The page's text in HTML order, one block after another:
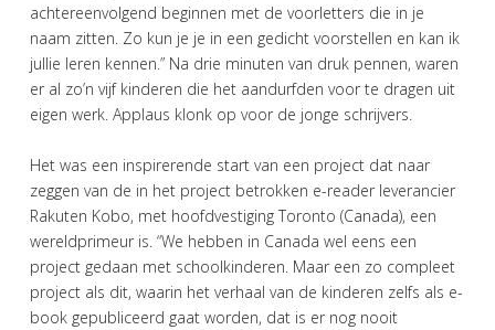
achtereenvolgend beginnen met de voorletters die in je
naam zitten. Zo kun je je in een gedicht voorstellen en kan ik
jullie leren kennen.” Na drie minuten van druk pennen, waren
er al zo’n vijf kinderen die het aandurfden voor te dragen uit
eigen werk. Applaus klonk op voor de jonge schrijvers.
Het was een inspirerende start van een project dat naar
zeggen van de in het project betrokken e-reader leverancier
Rakuten Kobo, met hoofdvestiging Toronto (Canada), een
wereldprimeur is. “We hebben in Canada wel eens een
project gedaan met schoolkinderen. Maar een zo compleet
project als dit, waarin het verhaal van de kinderen zelfs als e-
book gepubliceerd gaat worden, dat is er nog nooit